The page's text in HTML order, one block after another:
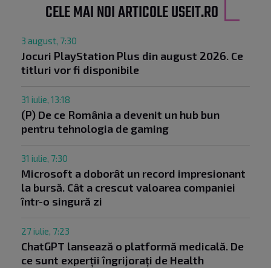
CELE MAI NOI ARTICOLE USEIT.RO
3 august, 7:30
Jocuri PlayStation Plus din august 2026. Ce
titluri vor fi disponibile
31 iulie, 13:18
(P) De ce România a devenit un hub bun
pentru tehnologia de gaming
31 iulie, 7:30
Microsoft a doborât un record impresionant
la bursă. Cât a crescut valoarea companiei
într-o singură zi
27 iulie, 7:23
ChatGPT lansează o platformă medicală. De
ce sunt experții îngrijorați de Health